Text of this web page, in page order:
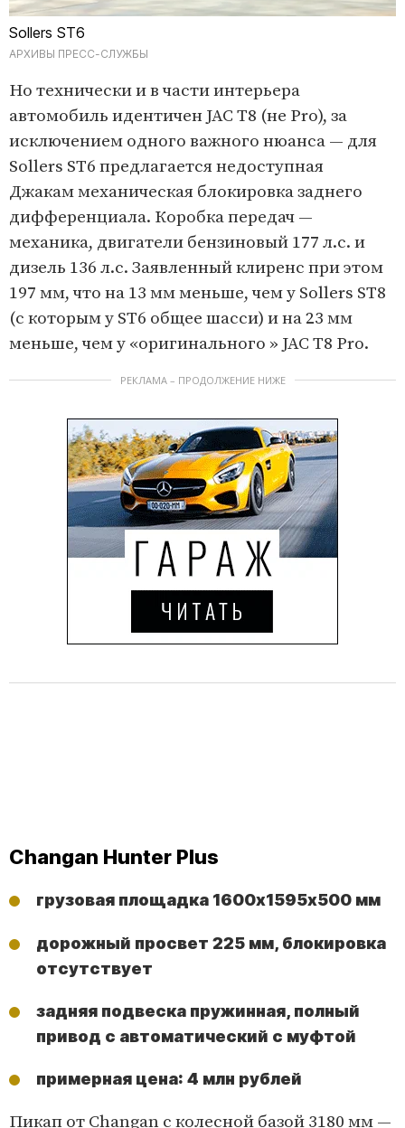
Sollers ST6
АРХИВЫ ПРЕСС-СЛУЖБЫ
Но технически и в части интерьера
автомобиль идентичен JAC T8 (не Pro), за
исключением одного важного нюанса — для
Sollers ST6 предлагается недоступная
Джакам механическая блокировка заднего
дифференциала. Коробка передач —
механика, двигатели бензиновый 177 л.с. и
дизель 136 л.с. Заявленный клиренс при этом
197 мм, что на 13 мм меньше, чем у Sollers ST8
(с которым у ST6 общее шасси) и на 23 мм
меньше, чем у «оригинального » JAC T8 Pro.
РЕКЛАМА – ПРОДОЛЖЕНИЕ НИЖЕ
Changan Hunter Plus
грузовая площадка 1600х1595х500 мм
дорожный просвет 225 мм, блокировка
отсутствует
задняя подвеска пружинная, полный
привод с автоматический с муфтой
примерная цена: 4 млн рублей
Пикап от Changan с колесной базой 3180 мм —